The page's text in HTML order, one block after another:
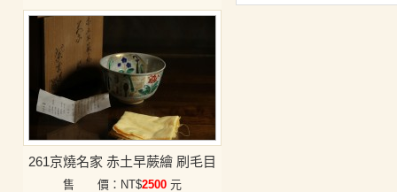
261京燒名家 赤土早蕨繪 刷毛目
售 價：NT$2500 元